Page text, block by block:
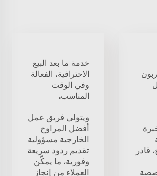
قادر
خدمة ما بعد البيع
الاحترافية، الفعالة
وفي الوقت
المناسب.
ويتولى فريق عمل
أفضل المراوح
الخارجية مسؤولية
تقديم ردود سريعة
وفورية، ما يمكّن
العملاء من إنجاز